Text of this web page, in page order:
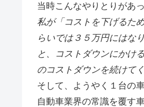
当時こんなやりとりがあ
私が「コストを下げるた
らいでは３５万円にはな
と、コストダウンにかけ
のコストダウンを続けて
そして、ようやく１台の
自動車業界の常識を覆す